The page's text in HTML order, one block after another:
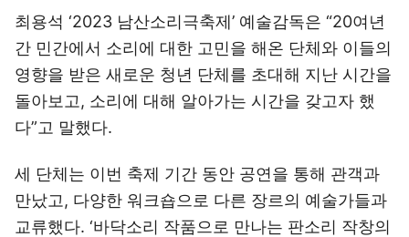
최용석 ‘2023 남산소리극축제’ 예술감독은 “20여년
간 민간에서 소리에 대한 고민을 해온 단체와 이들의
영향을 받은 새로운 청년 단체를 초대해 지난 시간을
돌아보고, 소리에 대해 알아가는 시간을 갖고자 했
다”고 말했다.
세 단체는 이번 축제 기간 동안 공연을 통해 관객과
만났고, 다양한 워크숍으로 다른 장르의 예술가들과
교류했다. ‘바닥소리 작품으로 만나는 판소리 작창의